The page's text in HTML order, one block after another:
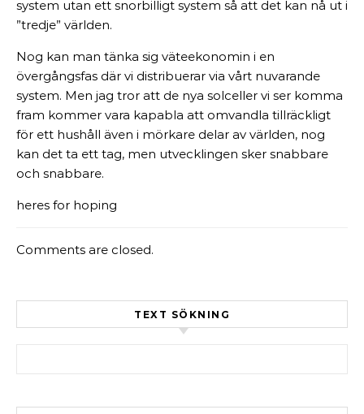
system utan ett snorbilligt system så att det kan nå ut i
”tredje” världen.
Nog kan man tänka sig väteekonomin i en
övergångsfas där vi distribuerar via vårt nuvarande
system. Men jag tror att de nya solceller vi ser komma
fram kommer vara kapabla att omvandla tillräckligt
för ett hushåll även i mörkare delar av världen, nog
kan det ta ett tag, men utvecklingen sker snabbare
och snabbare.
heres for hoping
Comments are closed.
TEXT SÖKNING